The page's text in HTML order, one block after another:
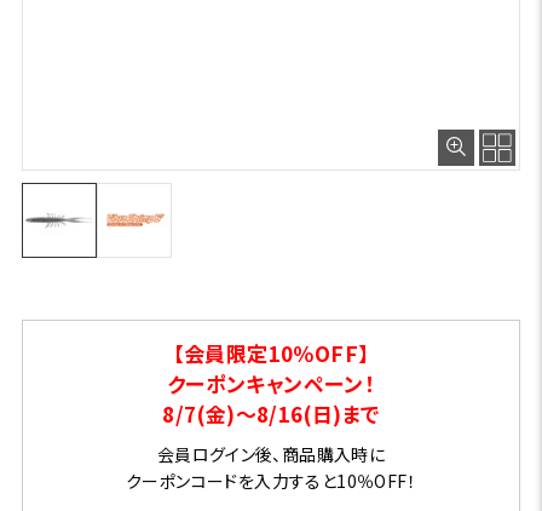
【会員限定10％OFF】
クーポンキャンペーン！
8/7(金)～8/16(日)まで
会員ログイン後、商品購入時に
クーポンコードを入力すると10％OFF！